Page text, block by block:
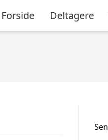
Forside Deltagere